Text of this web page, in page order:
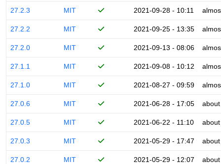
27.2.3 MIT 2021-09-28 - 10:11
27.2.2 MIT 2021-09-25 - 13:35
27.2.0 MIT 2021-09-13 - 08:06
27.1.1 MIT 2021-09-08 - 10:12
27.1.0 MIT 2021-08-27 - 09:59
27.0.6 MIT 2021-06-28 - 17:05
27.0.5 MIT 2021-06-22 - 11:10
27.0.3 MIT 2021-05-29 - 17:47
27.0.2 MIT 2021-05-29 - 12:07